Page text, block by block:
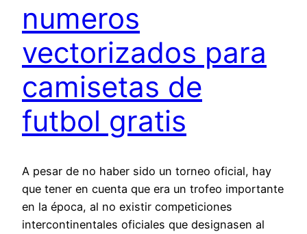
numeros
vectorizados para
camisetas de
futbol gratis
A pesar de no haber sido un torneo oficial, hay
que tener en cuenta que era un trofeo importante
en la época, al no existir competiciones
intercontinentales oficiales que designasen al